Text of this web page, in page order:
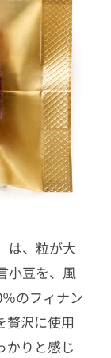
は、粒が大
小豆を、風
のフィナン
贅沢に使用
かりと感じ